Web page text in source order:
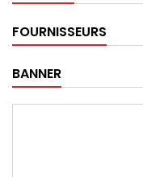
FOURNISSEURS
BANNER